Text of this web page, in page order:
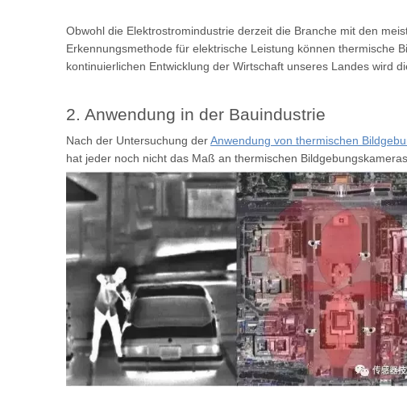
Obwohl die Elektrostromindustrie derzeit die Branche mit den
Erkennungsmethode für elektrische Leistung können thermische
kontinuierlichen Entwicklung der Wirtschaft unseres Landes wird
2. Anwendung in der Bauindustrie
Nach der Untersuchung derAnwendung von thermischen
hat jeder noch nicht das Maß an thermischen